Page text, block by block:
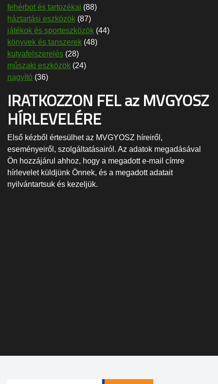
fehérbot és tartozékai (88)
háztartási eszközök (87)
játékok és sporteszközök (44)
könyvek és tanszerek (48)
kutyafelszerelés (28)
műszaki eszközök (24)
nagyító (36)
IRATKOZZON FEL az MVGYOSZ
HÍRLEVELÉRE
Első kézből értesülhet az MVGYOSZ híreiről,
eseményeiről, szolgáltatásairól. Az adatok megadásával
Ön hozzájárul ahhoz, hogy a megadott e-mail címre
hírlevelet küldjünk Önnek, és a megadott adatait
nyilvántartsuk és kezeljük.